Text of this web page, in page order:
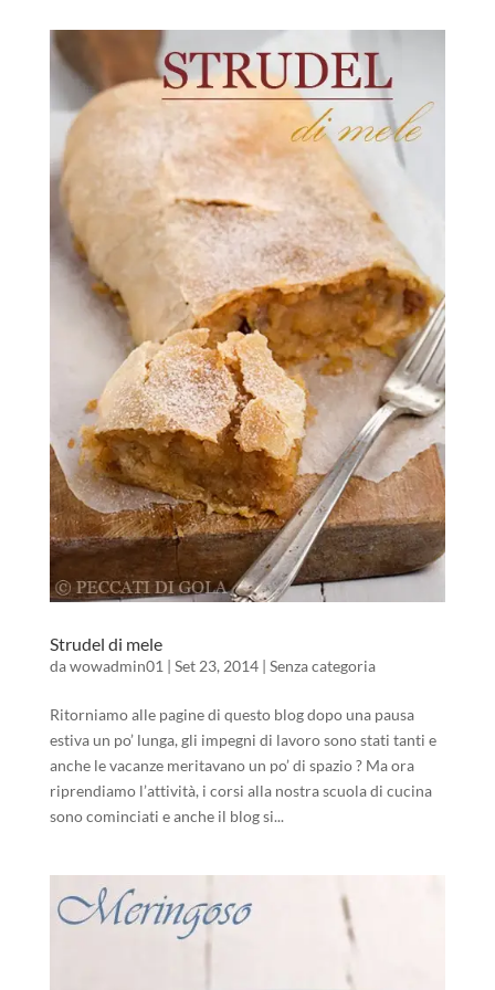
Strudel di mele
dawowadmin01 | Set 23, 2014| Senza categoria
Ritorniamo alle pagine di questo blog dopo una pausa
estiva un po’ lunga, gli impegni di lavoro sono stati tanti e
anche le vacanze meritavano un po’ di spazio ? Ma ora
riprendiamo l’attività, i corsi alla nostra scuola di cucina
sono cominciati e anche il blog si...